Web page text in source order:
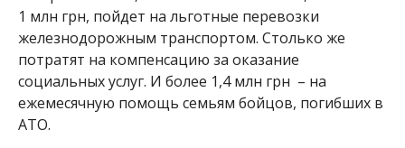
1 млн грн, пойдет на льготные перевозки
железнодорожным транспортом. Столько же
потратят на компенсацию за оказание
социальных услуг. И более 1,4 млн грн – на
ежемесячную помощь семьям бойцов, погибших в
АТО.